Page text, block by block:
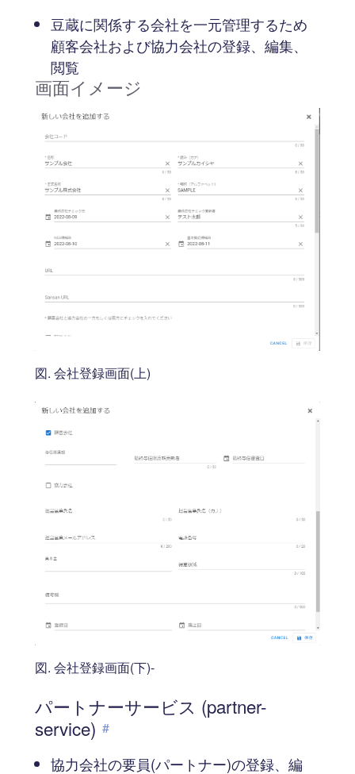
豆蔵に関係する会社を一元管理するため
顧客会社および協力会社の登録、編集、
閲覧
画面イメージ
図. 会社登録画面(上)
図. 会社登録画面(下)-
パートナーサービス (partner-
service) #
協力会社の要員(パートナー)の登録、編